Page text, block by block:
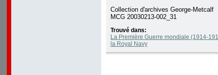
Collection d'archives George-Metcalf
MCG 20030213-002_31
Trouvé dans:
La Première Guerre mondiale (1914-
la Royal Navy